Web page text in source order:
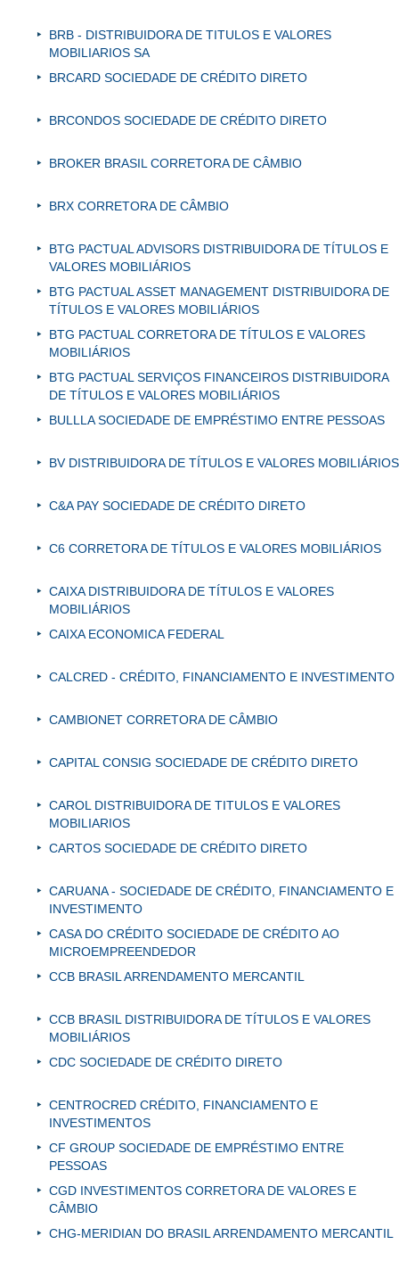
BRB - DISTRIBUIDORA DE TITULOS E VALORES
MOBILIARIOS SA
BRCARD SOCIEDADE DE CRÉDITO DIRETO
BRCONDOS SOCIEDADE DE CRÉDITO DIRETO
BROKER BRASIL CORRETORA DE CÂMBIO
BRX CORRETORA DE CÂMBIO
BTG PACTUAL ADVISORS DISTRIBUIDORA DE TÍTULOS E
VALORES MOBILIÁRIOS
BTG PACTUAL ASSET MANAGEMENT DISTRIBUIDORA DE
TÍTULOS E VALORES MOBILIÁRIOS
BTG PACTUAL CORRETORA DE TÍTULOS E VALORES
MOBILIÁRIOS
BTG PACTUAL SERVIÇOS FINANCEIROS DISTRIBUIDORA
DE TÍTULOS E VALORES MOBILIÁRIOS
BULLLA SOCIEDADE DE EMPRÉSTIMO ENTRE PESSOAS
BV DISTRIBUIDORA DE TÍTULOS E VALORES MOBILIÁRIOS
C&A PAY SOCIEDADE DE CRÉDITO DIRETO
C6 CORRETORA DE TÍTULOS E VALORES MOBILIÁRIOS
CAIXA DISTRIBUIDORA DE TÍTULOS E VALORES
MOBILIÁRIOS
CAIXA ECONOMICA FEDERAL
CALCRED - CRÉDITO, FINANCIAMENTO E INVESTIMENTO
CAMBIONET CORRETORA DE CÂMBIO
CAPITAL CONSIG SOCIEDADE DE CRÉDITO DIRETO
CAROL DISTRIBUIDORA DE TITULOS E VALORES
MOBILIARIOS
CARTOS SOCIEDADE DE CRÉDITO DIRETO
CARUANA - SOCIEDADE DE CRÉDITO, FINANCIAMENTO E
INVESTIMENTO
CASA DO CRÉDITO SOCIEDADE DE CRÉDITO AO
MICROEMPREENDEDOR
CCB BRASIL ARRENDAMENTO MERCANTIL
CCB BRASIL DISTRIBUIDORA DE TÍTULOS E VALORES
MOBILIÁRIOS
CDC SOCIEDADE DE CRÉDITO DIRETO
CENTROCRED CRÉDITO, FINANCIAMENTO E
INVESTIMENTOS
CF GROUP SOCIEDADE DE EMPRÉSTIMO ENTRE
PESSOAS
CGD INVESTIMENTOS CORRETORA DE VALORES E
CÂMBIO
CHG-MERIDIAN DO BRASIL ARRENDAMENTO MERCANTIL